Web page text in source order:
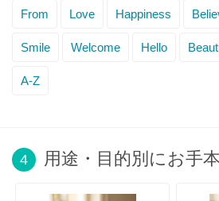
From Love Happiness
Smile Welcome Hello
A-Z
4 用途・目的別にお手